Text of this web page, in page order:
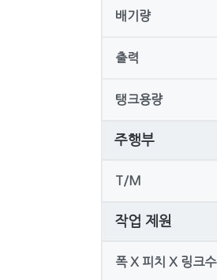
배기량
출력
탱크용량
주행부
T/M
작업 제원
폭 X 피치 X 링크수